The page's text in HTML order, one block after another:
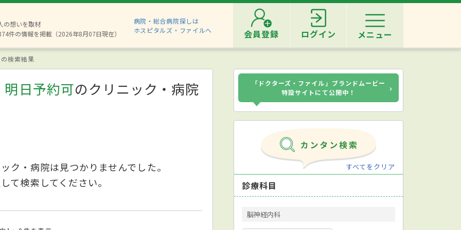
の想いを取材
件の情報を掲載（2026年8月07日現在）
病院・総合病院探しは
ホスピタルズ・ファイルへ
会員登録 ログイン メニュー
検索結果
日予約可のクリニック・病院
ク・病院は見つかりませんでした。
て検索してください。
「ドクターズ・ファイル」ブランドムービー
特設サイトにて公開中！
›
すべてをクリア
診療科目
脳神経内科